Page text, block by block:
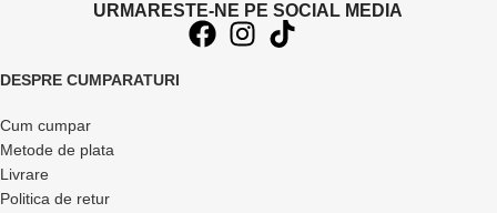
URMARESTE-NE PE SOCIAL MEDIA
DESPRE CUMPARATURI
Cum cumpar
Metode de plata
Livrare
Politica de retur